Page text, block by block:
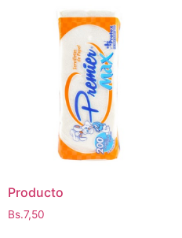
Producto
Bs.7,50